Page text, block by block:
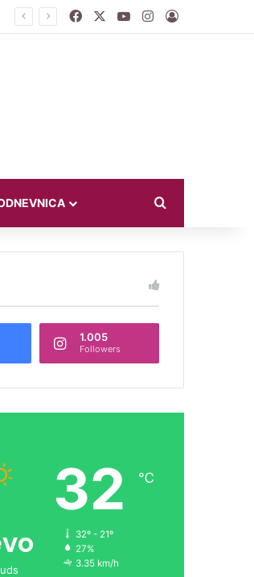
FacebookYouTubeInstagram
Log In
1.005
Followers
32 ℃
32º - 21º
27%
3.35 km/h